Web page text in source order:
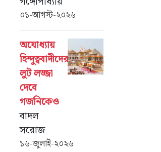
০১-আগস্ট-২০২৬
অযোধ্যায়
হিন্দুত্ববাদীদের
লুট লজ্জা
দেবে
গজনিকেও
বাদল
সরোজ
১৬-জুলাই-২০২৬